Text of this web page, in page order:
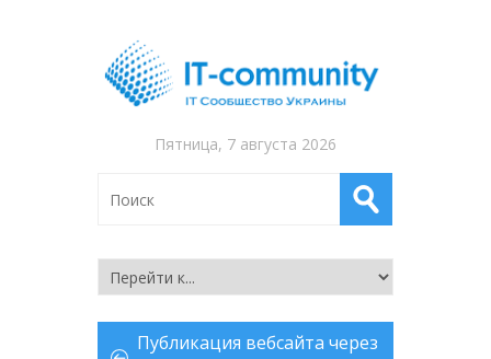
Пятница, 7 августа 2026
Публикация вебсайта через